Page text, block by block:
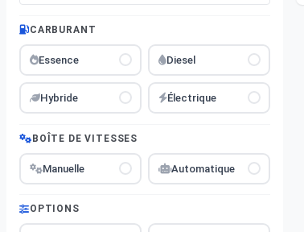
CARBURANT
Essence Diesel
Hybride Électrique
BOÎTE DE VITESSES
Manuelle Automatique
OPTIONS